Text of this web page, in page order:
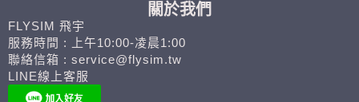
關於我們
FLYSIM 飛宇
服務時間 : 上午10:00-凌晨1:00
聯絡信箱 : service@flysim.tw
LINE線上客服